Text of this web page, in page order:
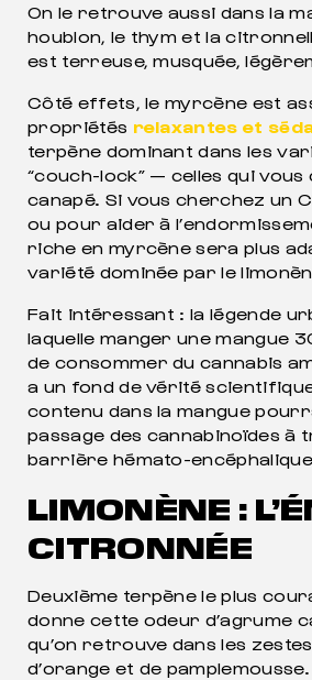
On le retrouve aussi dans la
houblon, le thym et la
est terreuse, musquée,
Côté effets, le myrcène est
propriétés relaxantes et
terpène dominant dans les
“couch-lock” — celles qui
canapé. Si vous cherchez un
ou pour aider à
riche en myrcène sera plus
variété dominée par le
Fait intéressant : la légende
laquelle manger une mangue
de consommer du cannabis
a un fond de vérité
contenu dans la mangue
passage des cannabinoïdes à
barrière hémato-
LIMONÈNE :
CITRONNÉE
Deuxième terpène le plus
donne cette odeur d’agrume
qu’on retrouve dans les
d’orange et de